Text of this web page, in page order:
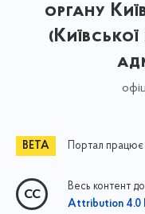
органу
Портал
Весь контент
Attribution 4.0